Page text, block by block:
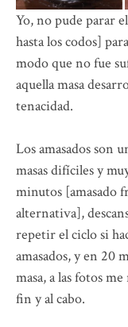
Yo, no pude parar
hasta los codos]
modo que no fue
aquella masa
tenacidad.
Los amasados son
masas difíciles y
minutos [amasado
alternativa],
repetir el ciclo si
amasados, y en 20
masa, a las fotos
fin y al cabo.